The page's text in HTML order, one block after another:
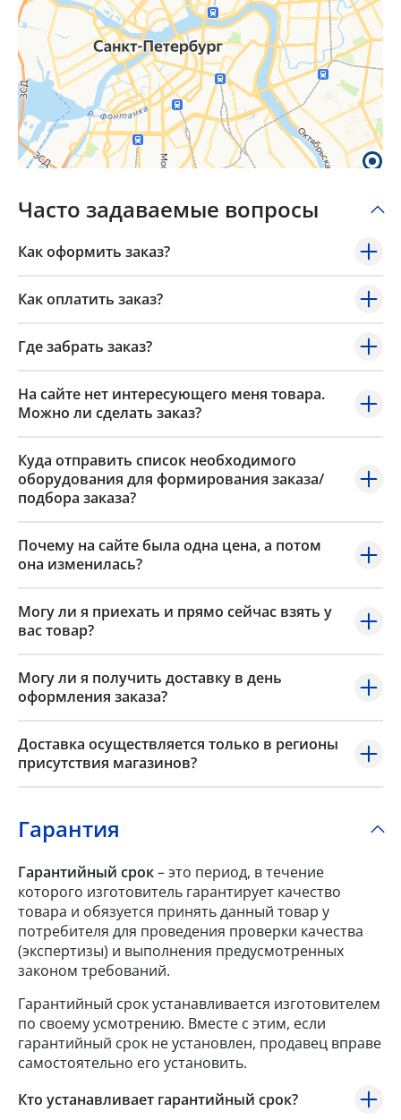
Часто задаваемые вопросы
Как оформить заказ?
Как оплатить заказ?
Где забрать заказ?
На сайте нет интересующего меня товара.
Можно ли сделать заказ?
Куда отправить список необходимого
оборудования для формирования заказа/
подбора заказа?
Почему на сайте была одна цена, а потом
она изменилась?
Могу ли я приехать и прямо сейчас взять у
вас товар?
Могу ли я получить доставку в день
оформления заказа?
Доставка осуществляется только в регионы
присутствия магазинов?
Гарантия
Гарантийный срок– это период, в течение
которого изготовитель гарантирует качество
товара и обязуется принять данный товар у
потребителя для проведения проверки качества
(экспертизы) и выполнения предусмотренных
законом требований.
Гарантийный срок устанавливается изготовителем
по своему усмотрению. Вместе с этим, если
гарантийный срок не установлен, продавец вправе
самостоятельно его установить.
Кто устанавливает гарантийный срок?
Popup Title
×
Popup Content